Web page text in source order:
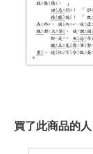
買了此商品的